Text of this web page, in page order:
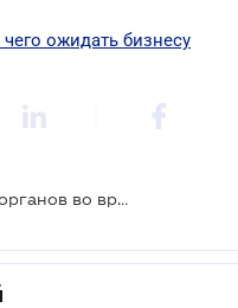
ожидать бизнесу
Координация контролирующих органов во время плановых проверок - обновлен Порядок